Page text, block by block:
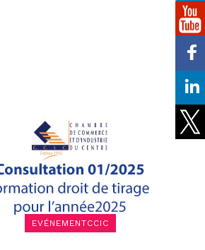
EVÉNEMENTCCIC